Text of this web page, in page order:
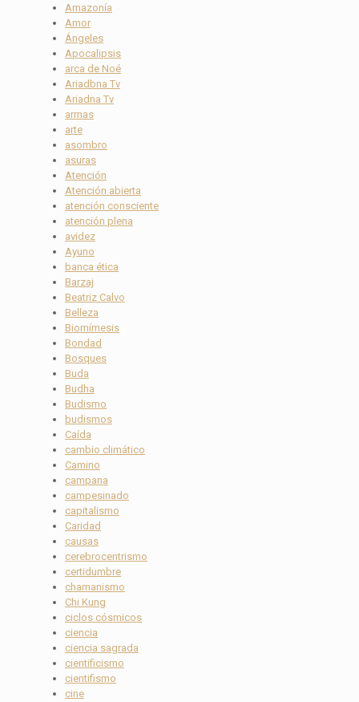
Amazonía
Amor
Ángeles
Apocalipsis
arca de Noé
Ariadbna Tv
Ariadna Tv
armas
arte
asombro
asuras
Atención
Atención abierta
atención consciente
atención plena
avidez
Ayuno
banca ética
Barzaj
Beatriz Calvo
Belleza
Biomímesis
Bondad
Bosques
Buda
Budha
Budismo
budismos
Caída
cambio climático
Camino
campana
campesinado
capitalismo
Caridad
causas
cerebrocentrismo
certidumbre
chamanismo
Chi Kung
ciclos cósmicos
ciencia
ciencia sagrada
cientificismo
cientifismo
cine